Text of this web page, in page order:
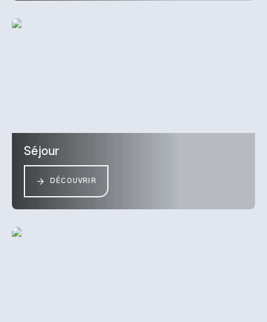
Séjour
DÉCOUVRIR